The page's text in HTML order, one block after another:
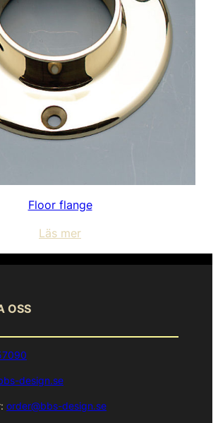
Floor flange
Läs mer
OSS
design.se
order@bbs-design.se